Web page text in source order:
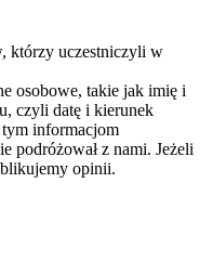
którzy uczestniczyli w
osobowe, takie jak imię i
czyli datę i kierunek
informacjom
podróżował z nami. Jeżeli
opinii.